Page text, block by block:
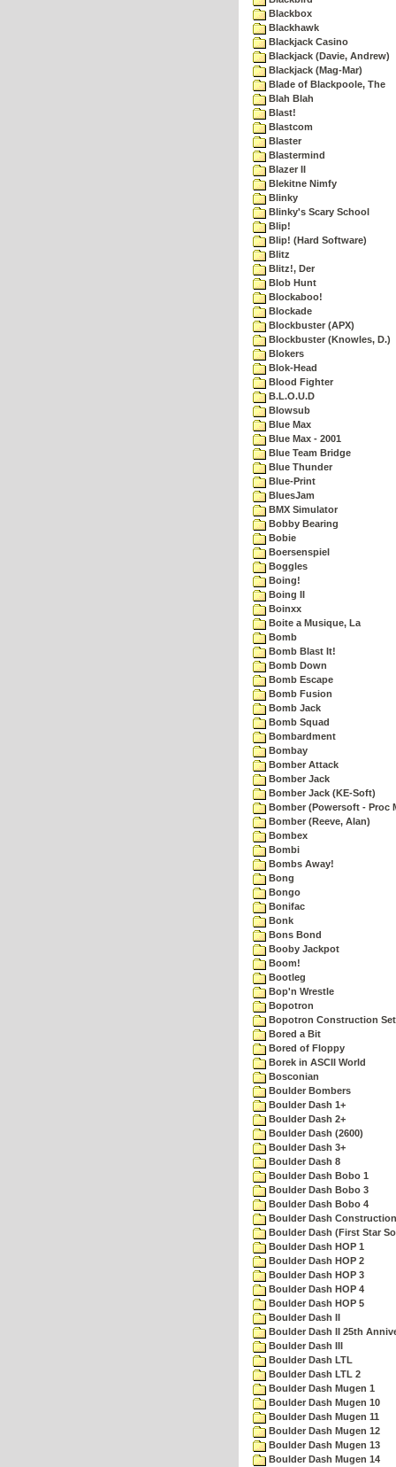
Blackbox
Blackhawk
Blackjack Casino
Blackjack (Davie, Andrew)
Blackjack (Mag-Mar)
Blade of Blackpoole, The
Blah Blah
Blast!
Blastcom
Blaster
Blastermind
Blazer II
Blekitne Nimfy
Blinky
Blinky's Scary School
Blip!
Blip! (Hard Software)
Blitz
Blitz!, Der
Blob Hunt
Blockaboo!
Blockade
Blockbuster (APX)
Blockbuster (Knowles, D.)
Blokers
Blok-Head
Blood Fighter
B.L.O.U.D
Blowsub
Blue Max
Blue Max - 2001
Blue Team Bridge
Blue Thunder
Blue-Print
BluesJam
BMX Simulator
Bobby Bearing
Bobie
Boersenspiel
Boggles
Boing!
Boing II
Boinxx
Boite a Musique, La
Bomb
Bomb Blast It!
Bomb Down
Bomb Escape
Bomb Fusion
Bomb Jack
Bomb Squad
Bombardment
Bombay
Bomber Attack
Bomber Jack
Bomber Jack (KE-Soft)
Bomber (Powersoft - Proc
Bomber (Reeve, Alan)
Bombex
Bombi
Bombs Away!
Bong
Bongo
Bonifac
Bonk
Bons Bond
Booby Jackpot
Boom!
Bootleg
Bop'n Wrestle
Bopotron
Bopotron Construction Set
Bored a Bit
Bored of Floppy
Borek in ASCII World
Bosconian
Boulder Bombers
Boulder Dash 1+
Boulder Dash 2+
Boulder Dash (2600)
Boulder Dash 3+
Boulder Dash 8
Boulder Dash Bobo 1
Boulder Dash Bobo 3
Boulder Dash Bobo 4
Boulder Dash
Boulder Dash (First Star
Boulder Dash HOP 1
Boulder Dash HOP 2
Boulder Dash HOP 3
Boulder Dash HOP 4
Boulder Dash HOP 5
Boulder Dash II
Boulder Dash II 25th
Boulder Dash III
Boulder Dash LTL
Boulder Dash LTL 2
Boulder Dash Mugen 1
Boulder Dash Mugen 10
Boulder Dash Mugen 11
Boulder Dash Mugen 12
Boulder Dash Mugen 13
Boulder Dash Mugen 14